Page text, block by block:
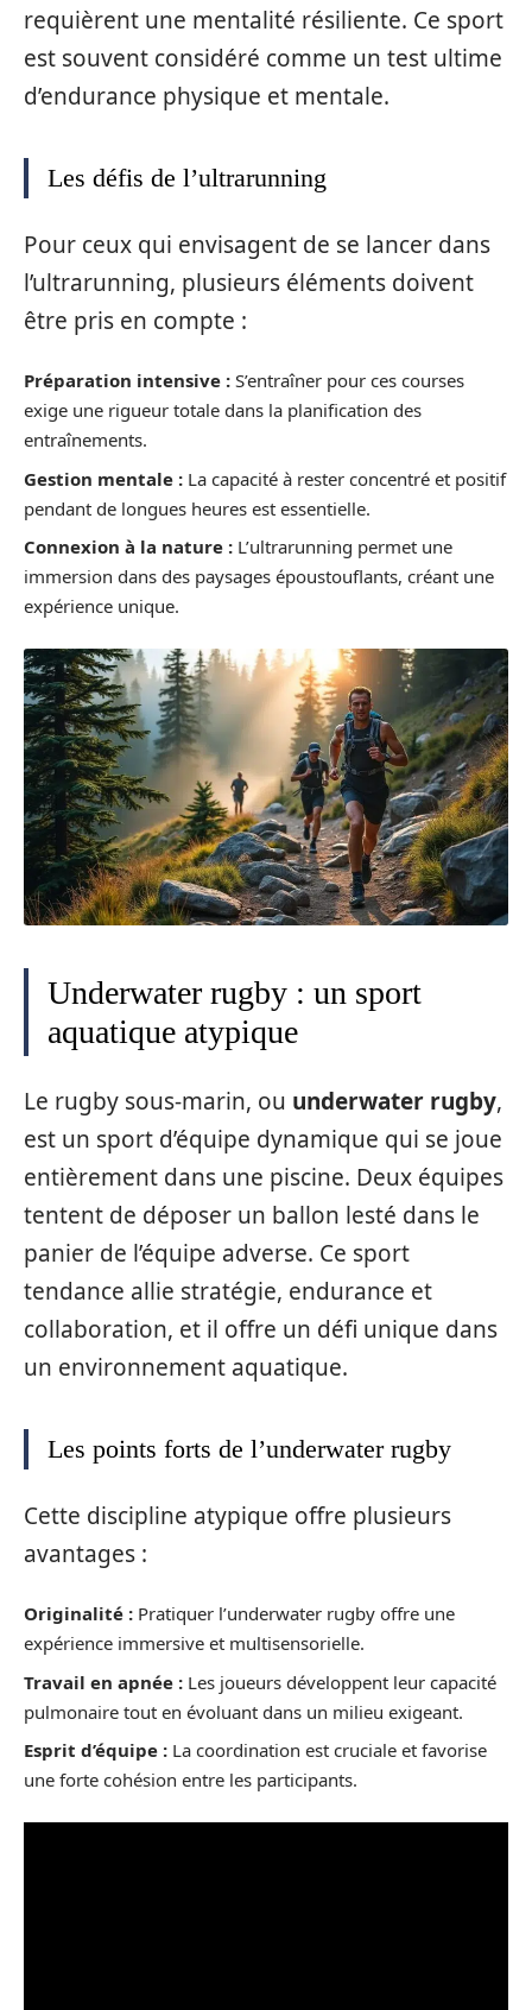
requièrent une mentalité résiliente. Ce sport
est souvent considéré comme un test ultime
d’endurance physique et mentale.
Les défis de l’ultrarunning
Pour ceux qui envisagent de se lancer dans
l’ultrarunning, plusieurs éléments doivent
être pris en compte :
Préparation intensive : S’entraîner pour ces courses
exige une rigueur totale dans la planification des
entraînements.
Gestion mentale : La capacité à rester concentré et positif
pendant de longues heures est essentielle.
Connexion à la nature : L’ultrarunning permet une
immersion dans des paysages époustouflants, créant une
expérience unique.
Underwater rugby : un sport
aquatique atypique
Le rugby sous-marin, ou underwater rugby,
est un sport d’équipe dynamique qui se joue
entièrement dans une piscine. Deux équipes
tentent de déposer un ballon lesté dans le
panier de l’équipe adverse. Ce sport
tendance allie stratégie, endurance et
collaboration, et il offre un défi unique dans
un environnement aquatique.
Les points forts de l’underwater rugby
Cette discipline atypique offre plusieurs
avantages :
Originalité : Pratiquer l’underwater rugby offre une
expérience immersive et multisensorielle.
Travail en apnée : Les joueurs développent leur capacité
pulmonaire tout en évoluant dans un milieu exigeant.
Esprit d’équipe : La coordination est cruciale et favorise
une forte cohésion entre les participants.